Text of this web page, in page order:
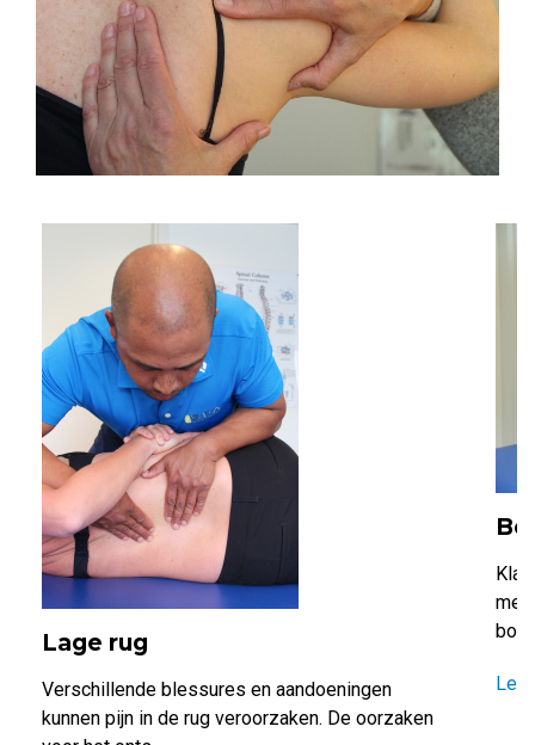
Lage rug
Verschillende blessures en aandoeningen
kunnen pijn in de rug veroorzaken. De oorzaken